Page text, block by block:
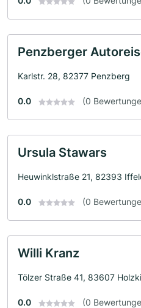
Penzberger
Karlstr. 28, 82377 Penzberg
0.0 (0
Ursula Stawars
Heuwinklstraße 21, 82393
0.0 (0
Willi Kranz
Tölzer Straße 41, 83607
0.0 (0